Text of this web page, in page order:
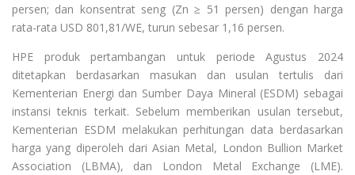
persen; dan konsentrat seng (Zn ≥ 51 persen) dengan harga
rata-rata USD 801,81/WE, turun sebesar 1,16 persen.
HPE produk pertambangan untuk periode Agustus 2024
ditetapkan berdasarkan masukan dan usulan tertulis dari
Kementerian Energi dan Sumber Daya Mineral (ESDM) sebagai
instansi teknis terkait. Sebelum memberikan usulan tersebut,
Kementerian ESDM melakukan perhitungan data berdasarkan
harga yang diperoleh dari Asian Metal, London Bullion Market
Association (LBMA), dan London Metal Exchange (LME).